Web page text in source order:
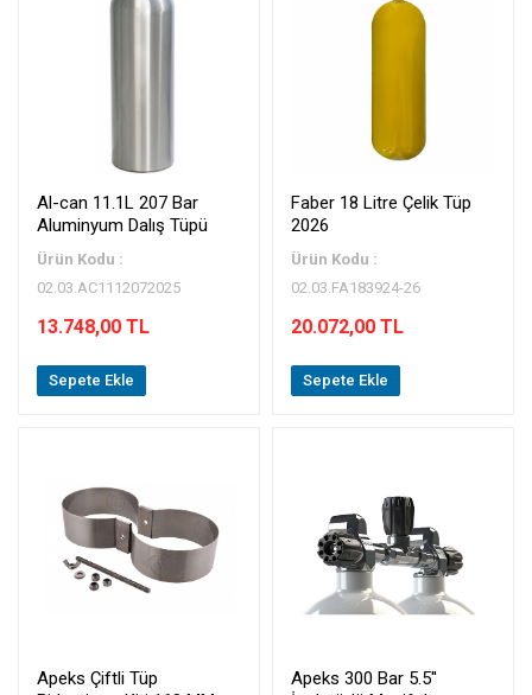
Al-can 11.1L 207 Bar
Aluminyum Dalış Tüpü
Ürün Kodu :
02.03.AC1112072025
13.748,00 TL
Sepete Ekle
Faber 18 Litre Çelik Tüp
2026
Ürün Kodu :
02.03.FA183924-26
20.072,00 TL
Sepete Ekle
Apeks Çiftli Tüp
Apeks 300 Bar 5.5''